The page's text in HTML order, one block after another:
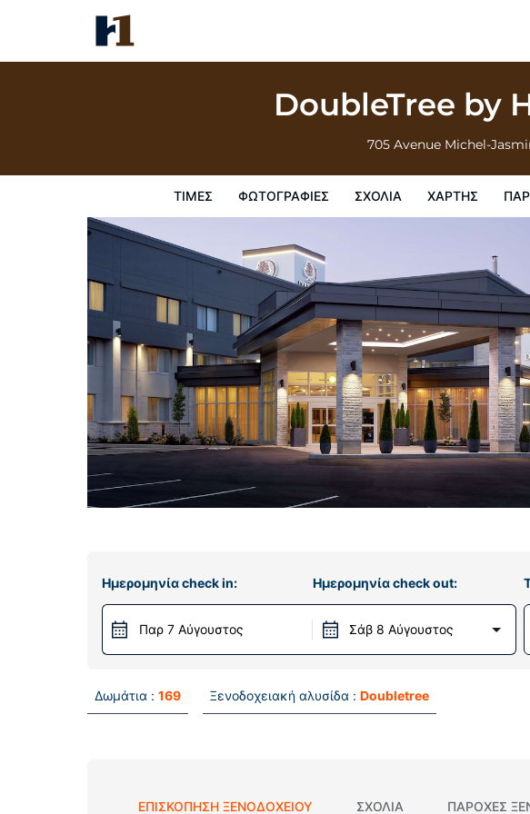
DoubleTree by
705 Avenue Michel-
ΤΙΜΈΣ ΦΩΤΟΓΡΑΦΊΕΣ ΣΧΌΛΙΑ ΧΆΡΤΗΣ
DoubleTree by Hilton Montreal Airport
Τιμές
Ημερομηνία check in:
Παρ 7 Αύγουστος
Ημερομηνία check out:
Σάβ 8 Αύγουστος
Δωμάτια : 169 Ξενοδοχειακή αλυσίδα : Doubletree
ΕΠΙΣΚΌΠΗΣΗ ΞΕΝΟΔΟΧΕΊΟΥ ΣΧΌΛΙΑ ΠΑΡΟΧΕΣ